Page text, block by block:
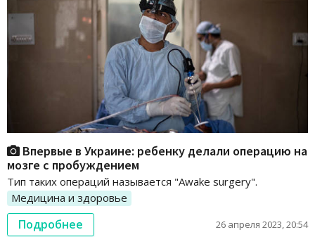
Впервые в Украине: ребенку делали операцию на
мозге с пробуждением
Тип таких операций называется "Awake surgery".
Медицина и здоровье
Подробнее 26 апреля 2023, 20:54